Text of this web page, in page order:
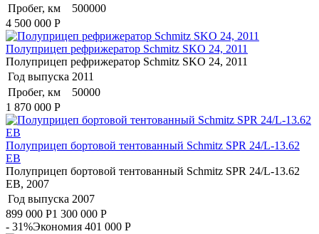
Пробег, км
500000
4 500 000 Р
Полуприцеп рефрижератор Schmitz SKO 24, 2011
Полуприцеп рефрижератор Schmitz SKO 24, 2011
Год выпуска 2011
Пробег, км
50000
1 870 000 Р
Полуприцеп бортовой тентованный Schmitz SPR 24/L-13.62
EB
Полуприцеп бортовой тентованный Schmitz SPR 24/L-13.62
EB, 2007
Год выпуска 2007
899 000 Р1 300 000 Р
- 31%Экономия 401 000 Р